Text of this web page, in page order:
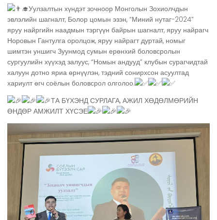
Уулзалтын хүндэт зочноор Монголын Зохиолчдын
эвлэлийн шагналт, Болор цомын эзэн, “Миний нутаг-2024”
яруу найргийн наадмын тэргүүн байрын шагналт, яруу найрагч
Норовын Гантулга оролцож, яруу найрагт дуртай, номыг
шимтэн уншигч Зуунмод сумын ерөнхий боловсролын
сургуулийн хүүхэд залуус, “Номын андууд” клубын сурагчидтай
халуун дотно яриа өрнүүлэн, тэдний сонирхсон асуултад
хариулт өгч соёлын боловсрол олголоо.
ТА БҮХЭНД СУРЛАГА, АЖИЛ ХӨДӨЛМӨРИЙН
ӨНДӨР АМЖИЛТ ХҮСЭЕ